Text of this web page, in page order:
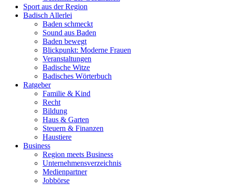
Sport aus der Region
Badisch Allerlei
Baden schmeckt
Sound aus Baden
Baden bewegt
Blickpunkt: Moderne Frauen
Veranstaltungen
Badische Witze
Badisches Wörterbuch
Ratgeber
Familie & Kind
Recht
Bildung
Haus & Garten
Steuern & Finanzen
Haustiere
Business
Region meets Business
Unternehmensverzeichnis
Medienpartner
Jobbörse